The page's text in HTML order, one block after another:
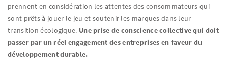
prennent en considération les attentes des consommateurs qui
sont prêts à jouer le jeu et soutenir les marques dans leur
transition écologique. Une prise de conscience collective qui doit
passer par un réel engagement des entreprises en faveur du
développement durable.